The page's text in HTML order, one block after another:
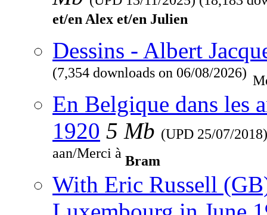
et/en Alex et/en Julien
Dessins - Albert
(7,354 downloads on 06/08/2026)
En Belgique dans les
1920 5 Mb (UPD 25/07/2018
aan/Merci à Bram
With Eric Russell